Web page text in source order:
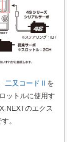
二又コードⅡ を
ットルに使用す
NEXTのエクス
。